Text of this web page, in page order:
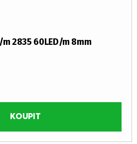
m 2835 60LED/m 8mm
KOUPIT